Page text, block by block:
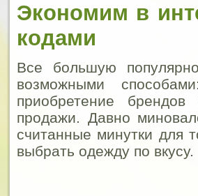
Экономим в
кодами
Все большую
возможными
приобретение
продажи. Давно
считанные минутки для
выбрать одежду по вкусу.